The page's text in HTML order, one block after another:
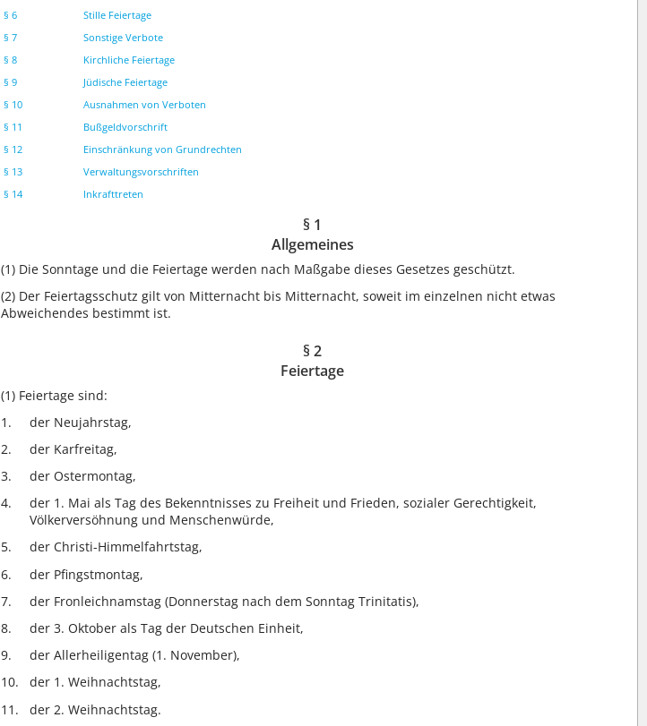
§ 6
Stille Feiertage
§ 7
Sonstige Verbote
§ 8
Kirchliche Feiertage
§ 9
Jüdische Feiertage
§ 10
Ausnahmen von Verboten
§ 11
Bußgeldvorschrift
§ 12
Einschränkung von Grundrechten
§ 13
Verwaltungsvorschriften
§ 14
Inkrafttreten
§ 1
Allgemeines
(1) Die Sonntage und die Feiertage werden nach Maßgabe dieses Gesetzes geschützt.
(2) Der Feiertagsschutz gilt von Mitternacht bis Mitternacht, soweit im einzelnen nicht etwas
Abweichendes bestimmt ist.
§ 2
Feiertage
(1) Feiertage sind:
der Neujahrstag,
der Karfreitag,
der Ostermontag,
der 1. Mai als Tag des Bekenntnisses zu Freiheit und Frieden, sozialer Gerechtigkeit,
Völkerversöhnung und Menschenwürde,
der Christi-Himmelfahrtstag,
der Pfingstmontag,
der Fronleichnamstag (Donnerstag nach dem Sonntag Trinitatis),
der 3. Oktober als Tag der Deutschen Einheit,
der Allerheiligentag (1. November),
der 1. Weihnachtstag,
der 2. Weihnachtstag.